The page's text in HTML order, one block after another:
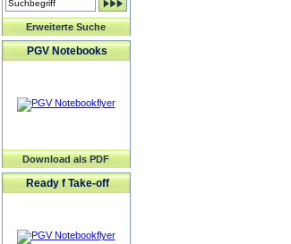
Erweiterte Suche
PGV Notebooks
Download als PDF
Ready f Take-off